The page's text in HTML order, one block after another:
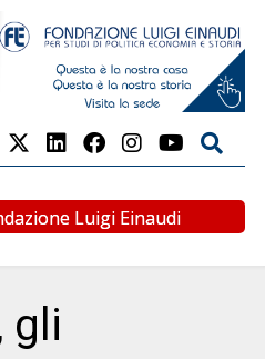
Luigi Einaudi
gli